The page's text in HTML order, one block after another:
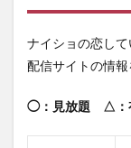
ナイショの恋し
配信サイトの情報
◯：見放題 △：